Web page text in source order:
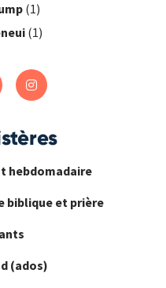
(1)
(1)
hebdomadaire
biblique et prière
(ados)